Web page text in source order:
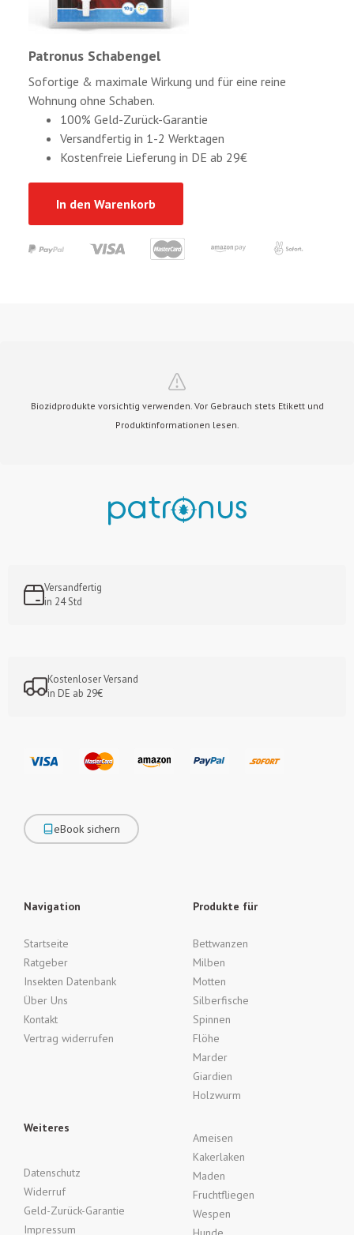
Patronus Schabengel
Sofortige & maximale Wirkung und für eine reine
Wohnung ohne Schaben.
100% Geld-Zurück-Garantie
Versandfertig in 1-2 Werktagen
Kostenfreie Lieferung in DE ab 29€
In den Warenkorb
Versandfertig
in 24 Std
Kostenloser Versand
in DE ab 29€
eBook sichern
Navigation
Startseite
Ratgeber
Insekten Datenbank
Über Uns
Kontakt
Vertrag widerrufen
Produkte für
Bettwanzen
Milben
Motten
Silberfische
Spinnen
Flöhe
Marder
Giardien
Holzwurm
Weiteres
Datenschutz
Widerruf
Geld-Zurück-Garantie
Impressum
Ameisen
Kakerlaken
Maden
Fruchtfliegen
Wespen
Biozidprodukte vorsichtig verwenden. Vor Gebrauch stets Etikett und
Produktinformationen lesen.